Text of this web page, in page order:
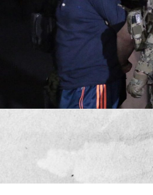
el caso lo está revisando ya la
para América del Norte ya está